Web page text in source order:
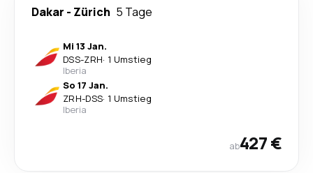
Dakar - Zürich 5 Tage
Mi 13 Jan.
DSS-ZRH· 1 Umstieg
Iberia
So 17 Jan.
ZRH-DSS· 1 Umstieg
Iberia
ab427 €